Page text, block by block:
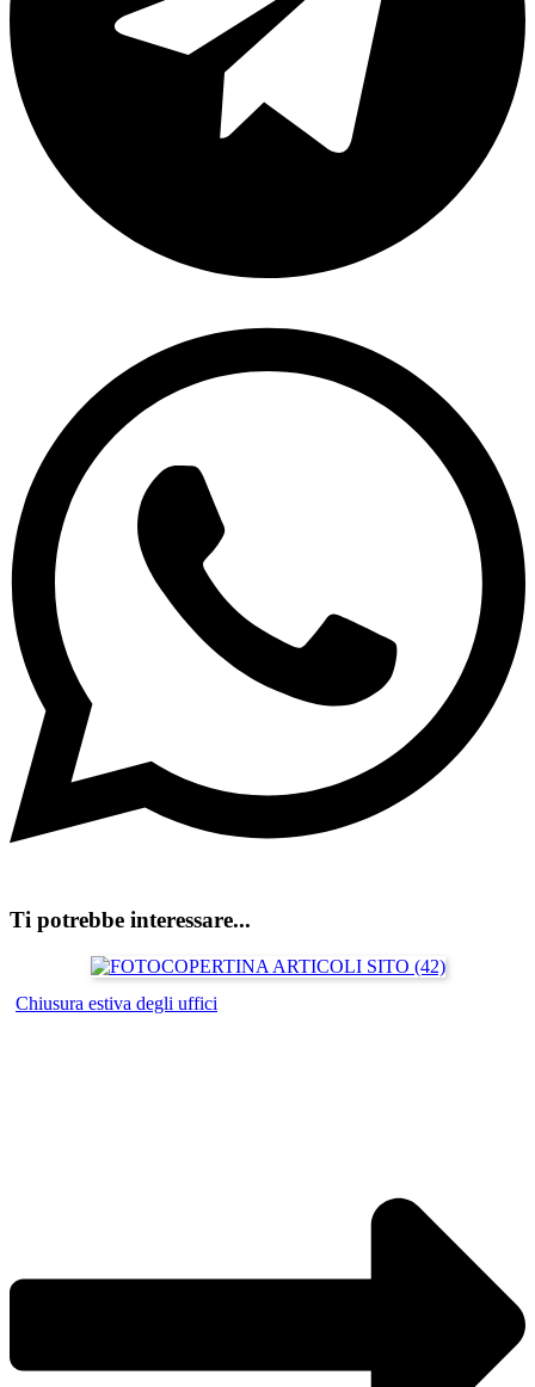
Ti potrebbe interessare...
Chiusura estiva degli uffici